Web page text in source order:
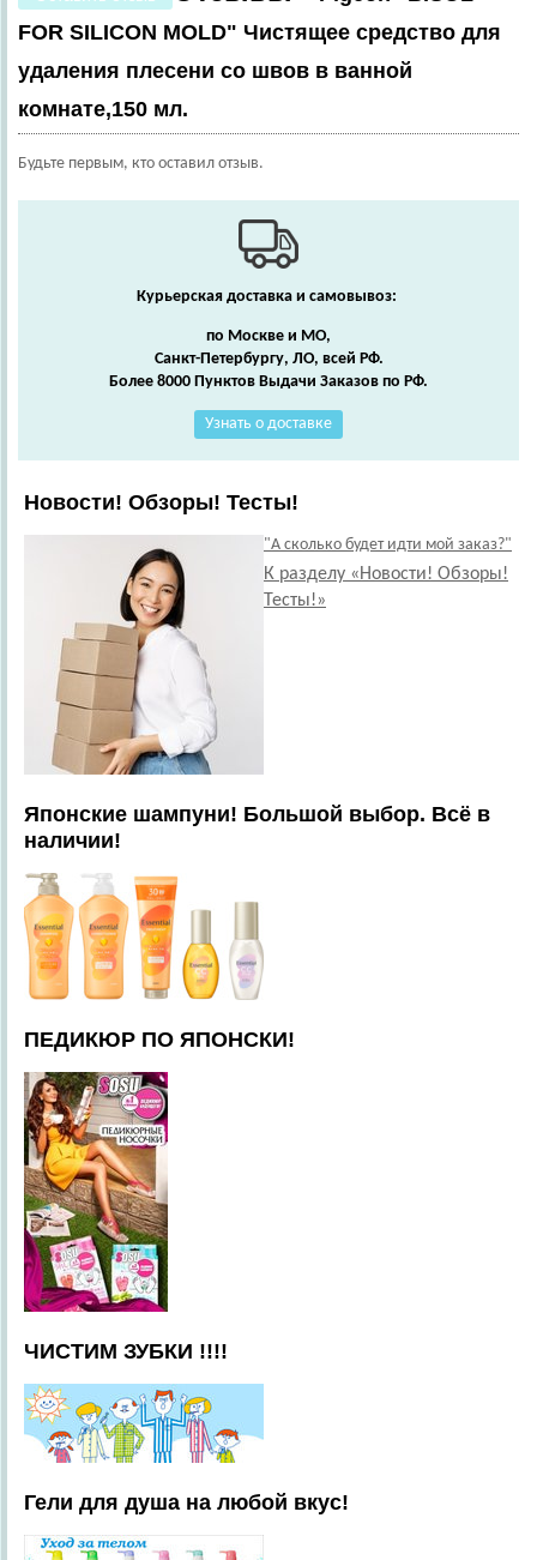
FOR SILICON MOLD" Чистящее средство для
удаления плесени со швов в ванной
комнате,150 мл.
Будьте первым, кто оставил отзыв.
Курьерская доставка и самовывоз:
по Москве и МО,
Санкт-Петербургу, ЛО, всей РФ.
Более 8000 Пунктов Выдачи Заказов по РФ.
Узнать о доставке
Новости! Обзоры! Тесты!
"А сколько будет идти мой заказ?"
К разделу «Новости! Обзоры!
Тесты!»
Японские шампуни! Большой выбор. Всё в
наличии!
ПЕДИКЮР ПО ЯПОНСКИ!
ЧИСТИМ ЗУБКИ !!!!
Гели для душа на любой вкус!